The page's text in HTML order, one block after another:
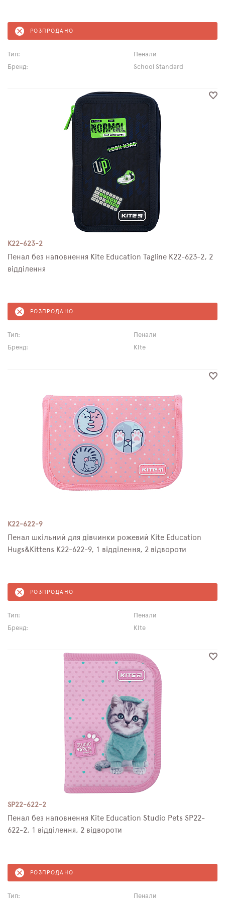
РОЗПРОДАНО
Тип:
Пенали
Бренд:
School Standard
K22-623-2
Пенал без наповнення Kite Education Tagline K22-623-2, 2
відділення
РОЗПРОДАНО
Тип:
Пенали
Бренд:
Kite
К22-622-9
Пенал шкільний для дівчинки рожевий Kite Education
Hugs&Kittens К22-622-9, 1 відділення, 2 відвороти
РОЗПРОДАНО
Тип:
Пенали
Бренд:
Kite
SP22-622-2
Пенал без наповнення Kite Education Studio Pets SP22-
622-2, 1 відділення, 2 відвороти
РОЗПРОДАНО
Тип: Пенали